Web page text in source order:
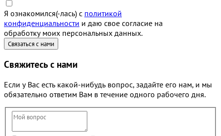
Я ознакомился(-лась) с политикой
конфиденциальности и даю свое согласие на
обработку моих персональных данных.
Свяжитесь с нами
Если у Вас есть какой-нибудь вопрос, задайте его нам, и мы
обязательно ответим Вам в течение одного рабочего дня.